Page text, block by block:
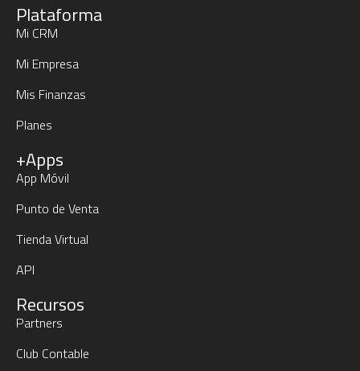
Plataforma
Mi CRM
Mi Empresa
Mis Finanzas
Planes
+Apps
App Móvil
Punto de Venta
Tienda Virtual
API
Recursos
Partners
Club Contable